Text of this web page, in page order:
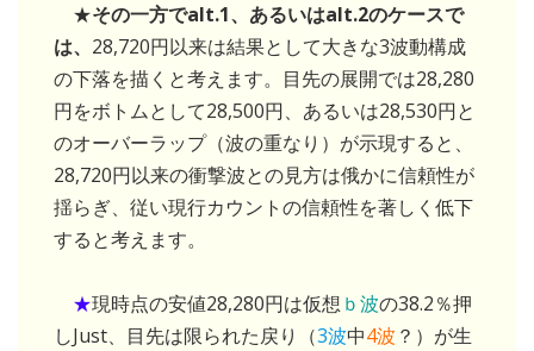
★その一方でalt.1、あるいはalt.2のケースで
は、 28,720円以来は結果として大きな3波動構成
の下落を描くと考えます。目先の展開では28,280
円をボトムとして28,500円、あるいは28,530円と
のオーバーラップ（波の重なり）が示現すると、
28,720円以来の衝撃波との見方は俄かに信頼性が
揺らぎ、従い現行カウントの信頼性を著しく低下
すると考えます。
★現時点の安値28,280円は仮想 ｂ波の38.2％押
しJust、目先は限られた戻り（3波中4波 ？）が生